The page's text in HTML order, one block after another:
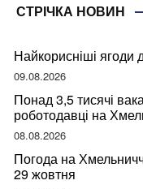
СТРІЧКА НОВИН
Найкорисніші ягоди
09.08.2026
Понад 3,5 тисячі
роботодавці на
08.08.2026
Погода на
29 жовтня